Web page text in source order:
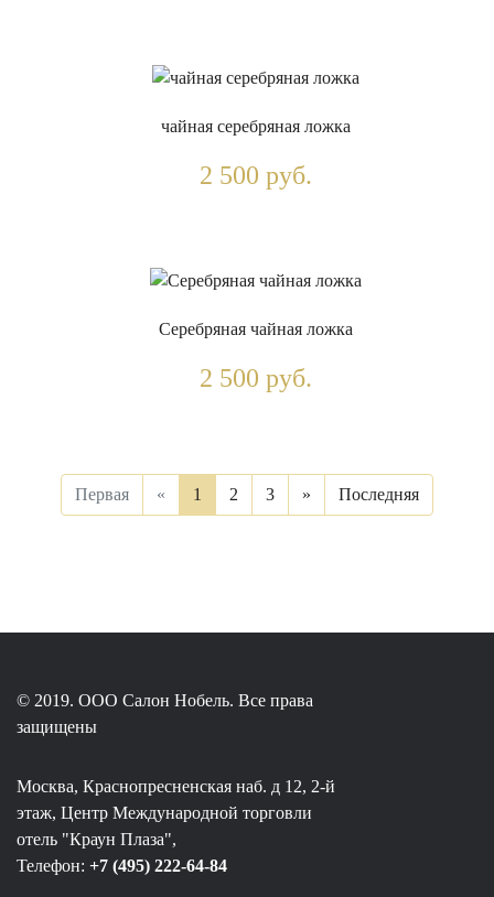
чайная серебряная ложка
2 500 руб.
Серебряная чайная ложка
2 500 руб.
Первая « 1 2 3 » Последняя
© 2019. ООО Салон Нобель. Все права
защищены
Москва, Краснопресненская наб. д 12, 2-й
этаж, Центр Международной торговли
отель "Краун Плаза",
Телефон: +7 (495) 222-64-84